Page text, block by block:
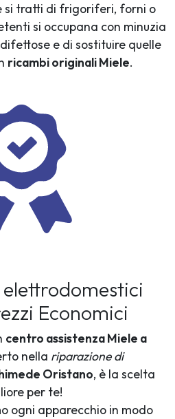
si tratti di frigoriferi, forni o
si occupana con minuzia
e di sostituire quelle
ricambi originali Miele.
Economici
centro assistenza Miele a
nella riparazione di
Oristano, è la scelta
per te!
ogni apparecchio in modo